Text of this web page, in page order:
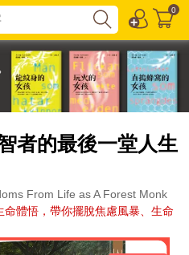
0
者的最後一堂人生
From Life as A Forest Monk
體悟，帶你擺脫焦慮風暴、生命